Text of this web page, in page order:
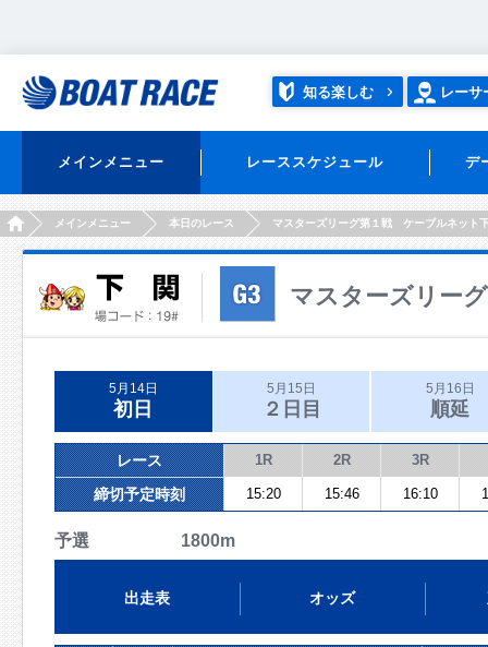
知る楽しむ レーサ
メインメニュー レーススケジュール デ
HOMEメインメニュー 本日のレース マスターズリーグ第１戦 ケーブルネット
マスターズリー
5月14日
初日
5月15日
２日目
5月16日
順延
レース 1R 2R 3R
締切予定時刻 15:20 15:46 16:10
予選 1800m
出走表 オッズ